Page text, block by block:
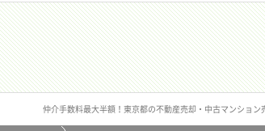
仲介手数料最大半額！東京都の不動産売却・中古マンション